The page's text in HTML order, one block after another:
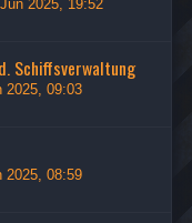
2025, 19:52
Schiffsverwaltung
2025, 09:03
2025, 08:59